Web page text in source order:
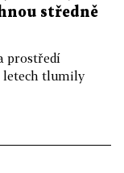
středně
prostředí
letech tlumily